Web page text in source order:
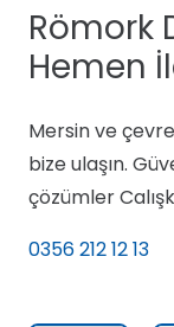
Römork
Hemen
Mersin ve
bize ulaşın.
çözümler
0356 212 12 13